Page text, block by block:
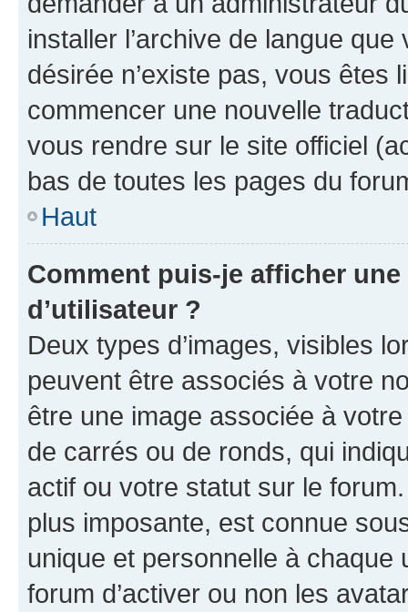
installer l’archive de langue
désirée n’existe pas, vous êtes
commencer une nouvelle
vous rendre sur le site officiel
bas de toutes les pages du
Haut
Comment puis-je afficher
d’utilisateur ?
Deux types d’images, visibles
peuvent être associés à votre
être une image associée à
de carrés ou de ronds, qui
actif ou votre statut sur le
plus imposante, est connue
unique et personnelle à chaque
forum d’activer ou non les